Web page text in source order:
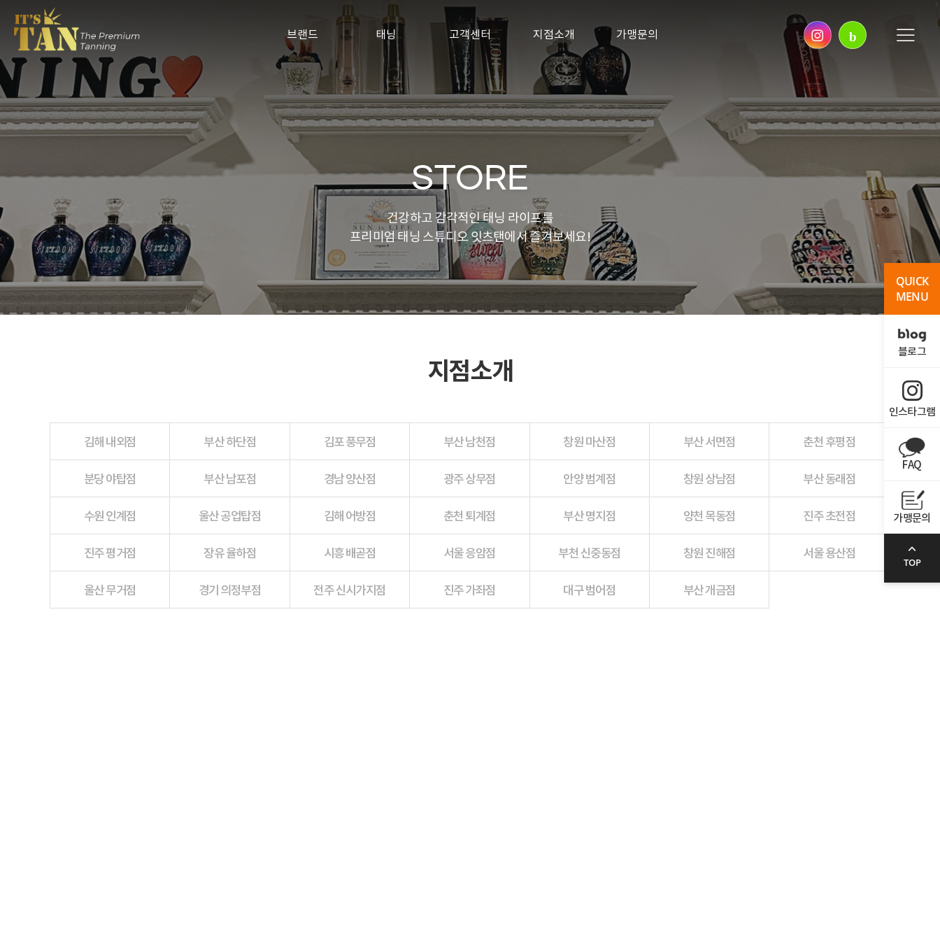
브랜드
잇츠탠 소개
태닝
다크태닝
화이트태닝
고객센터
공지사항
자주하는질문
1:1문의
지점소개 가맹문의 b
QUICK
MENU
블로그
인스타그램
FAQ
가맹문의
TOP
STORE
건강하고 감각적인 태닝 라이프를
프리미엄 태닝 스튜디오 잇츠탠에서 즐겨보세요!
지점소개
김해 내외점 부산 하단점 김포 풍무점 부산 남천점 창원 마산점 부산 서면점 춘천 후평점
분당 야탑점 부산 남포점 경남 양산점 광주 상무점 안양 범계점 창원 상남점 부산 동래점
수원 인계점 울산 공업탑점 김해 어방점 춘천 퇴계점 부산 명지점 양천 목동점 진주 초전점
진주 평거점 장유 율하점 시흥 배곧점 서울 응암점 부천 신중동점 창원 진해점 서울 용산점
울산 무거점 경기 의정부점 전주 신시가지점 진주 가좌점 대구 범어점 부산 개금점